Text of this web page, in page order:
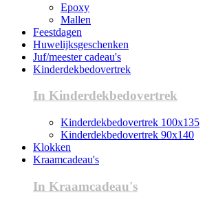
Epoxy
Mallen
Feestdagen
Huwelijksgeschenken
Juf/meester cadeau's
Kinderdekbedovertrek
In Kinderdekbedovertrek
Kinderdekbedovertrek 100x135
Kinderdekbedovertrek 90x140
Klokken
Kraamcadeau's
In Kraamcadeau's